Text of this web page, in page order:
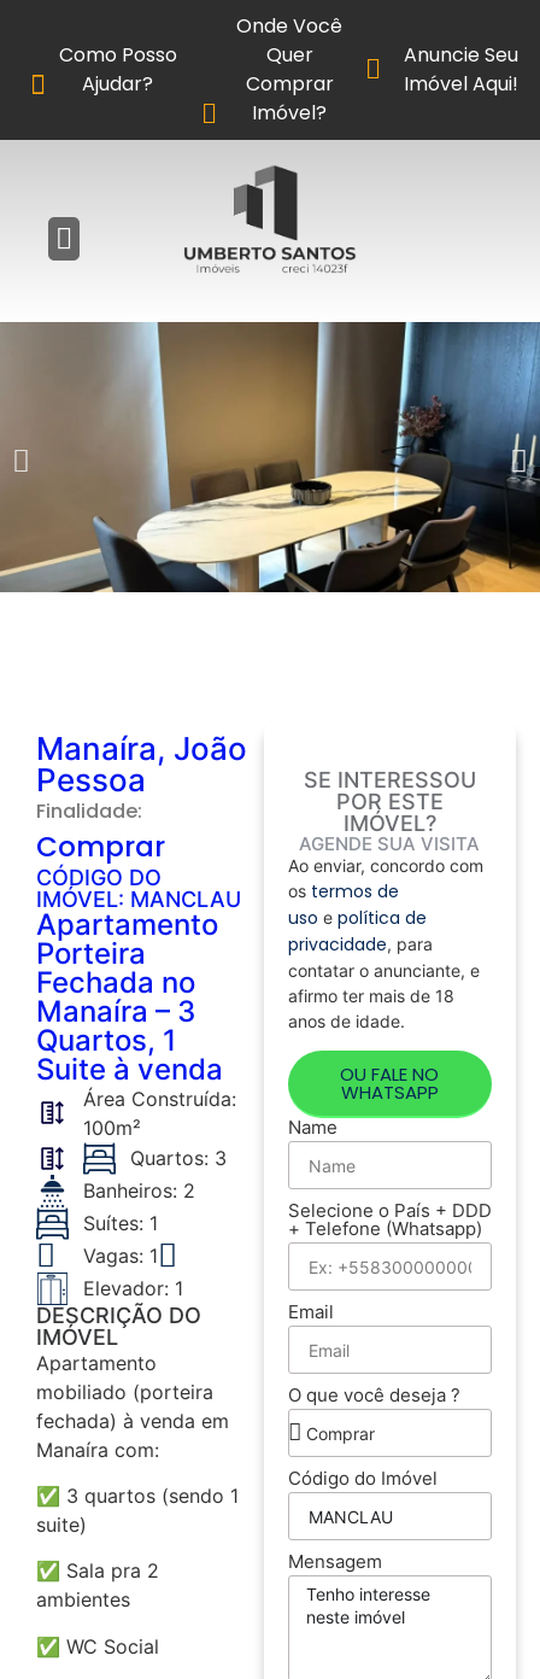
Anuncie Seu
Imóvel Aqui!
Como Posso
Ajudar?
Onde Você
Quer
Comprar
Imóvel?
Manaíra, João
Pessoa
Finalidade:
Comprar
CÓDIGO DO
IMÓVEL: MANCLAU
Apartamento
Porteira
Fechada no
Manaíra – 3
Quartos, 1
Suite à venda
Área Construída:
100m²
Quartos: 3
Banheiros: 2
Suítes: 1
Vagas: 1
Elevador: 1
DESCRIÇÃO DO
IMÓVEL
Apartamento
mobiliado (porteira
fechada) à venda em
Manaíra com:
✅ 3 quartos (sendo 1
suite)
✅ Sala pra 2
ambientes
✅ WC Social
SE INTERESSOU
POR ESTE
IMÓVEL?
AGENDE SUA VISITA
Ao enviar, concordo com
os termos de
uso e política de
privacidade, para
contatar o anunciante, e
afirmo ter mais de 18
anos de idade.
OU FALE NO
WHATSAPP
Name
Selecione o País + DDD
+ Telefone (Whatsapp)
Email
O que você deseja ?
Código do Imóvel
Mensagem